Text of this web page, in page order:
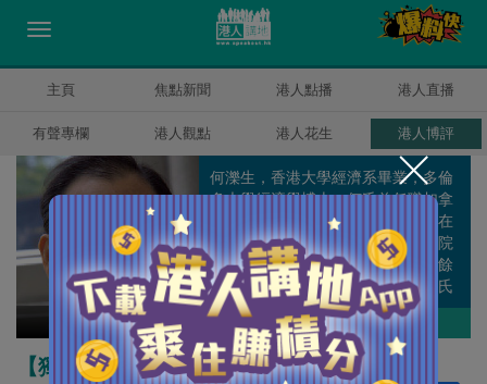
主頁 焦點新聞 港人點播 港人直播
有聲專欄 港人觀點 港人花生 港人博評
何濼生
何濼生，香港大學經濟系畢業，多倫
多大學經濟學博士。何氏曾任職加拿
大安大略省政府庫務及經濟部，並在
香港中文大學、嶺南大學，珠海學院
等任教。何氏專攻政策研究，除百餘
篇學術論文外，更有多本著作。何氏
曾擔任多個公職及香港經濟學會會
長。
作者其他博評
【獨家文章】評香港的最低工資